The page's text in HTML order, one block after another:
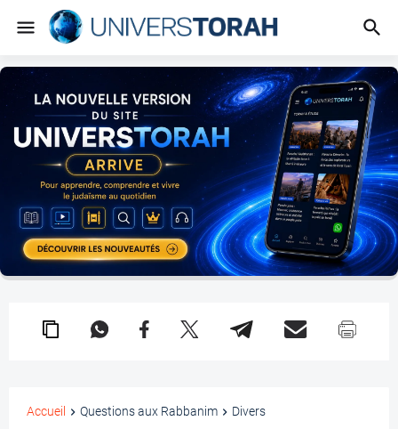
Accueil Questions aux Rabbanim Divers